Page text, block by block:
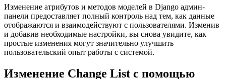
Изменение атрибутов и методов моделей в Django админ-
панели предоставляет полный контроль над тем, как данные
отображаются и взаимодействуют с пользователями. Изменив
и добавив необходимые настройки, вы снова увидите, как
простые изменения могут значительно улучшить
пользовательский опыт работы с системой.
Изменение Change List с помощью